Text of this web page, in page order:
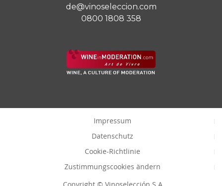
de@vinoseleccion.com
0800 1808 358
Impressum
Datenschutz
Cookie-Richtlinie
Zustimmungscookies ändern